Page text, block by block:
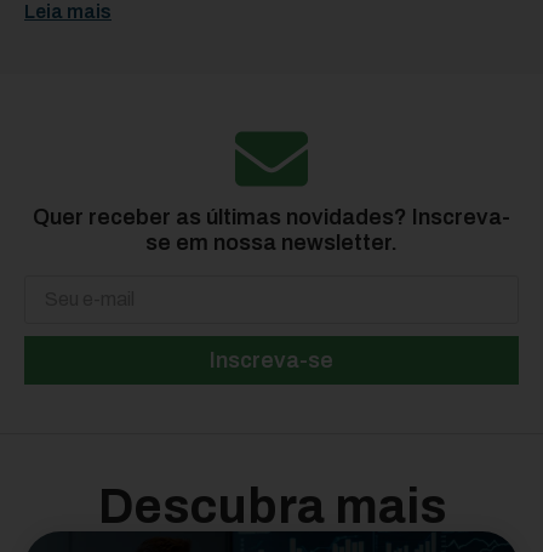
Leia mais
Quer receber as últimas novidades? Inscreva-
se em nossa newsletter.
Inscreva-se
Descubra mais